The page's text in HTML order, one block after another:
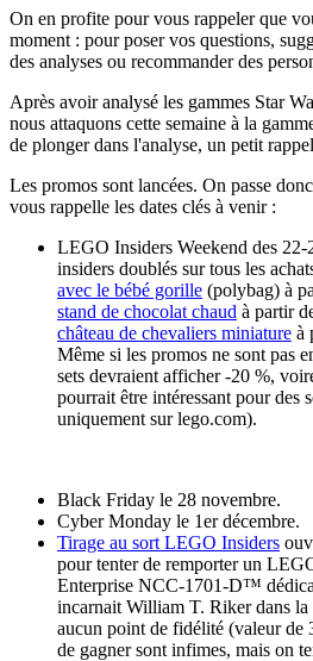
On en profite pour vous rappeler que
moment : pour poser vos questions,
des analyses ou recommander des
Après avoir analysé les gammes Star
nous attaquons cette semaine à la
de plonger dans l'analyse, un petit
Les promos sont lancées. On passe
vous rappelle les dates clés à venir :
LEGO Insiders Weekend des 22-
insiders doublés sur tous les
avec le bébé gorille (polybag) à
stand de chocolat chaud à partir
château de chevaliers miniature à
Même si les promos ne sont pas
sets devraient afficher -20 %,
pourrait être intéressant pour des
uniquement sur lego.com).
Black Friday le 28 novembre.
Cyber Monday le 1er décembre.
Tirage au sort LEGO Insiders
pour tenter de remporter un
Enterprise NCC-1701-D™
incarnait William T. Riker dans la
aucun point de fidélité (valeur de
de gagner sont infimes, mais on